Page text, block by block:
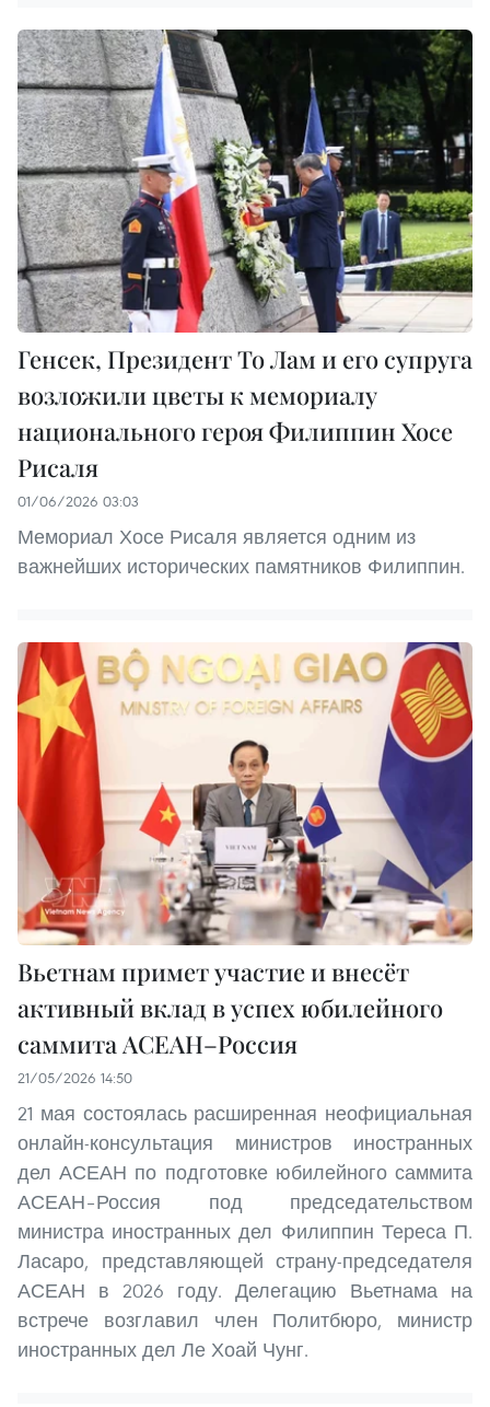
Генсек, Президент То Лам и его супруга
возложили цветы к мемориалу
национального героя Филиппин Хосе
Рисаля
01/06/2026 03:03
Мемориал Хосе Рисаля является одним из
важнейших исторических памятников Филиппин.
Вьетнам примет участие и внесёт
активный вклад в успех юбилейного
саммита АСЕАН–Россия
21/05/2026 14:50
21 мая состоялась расширенная неофициальная
онлайн-консультация министров иностранных
дел АСЕАН по подготовке юбилейного саммита
АСЕАН–Россия под председательством
министра иностранных дел Филиппин Тереса П.
Ласаро, представляющей страну-председателя
АСЕАН в 2026 году. Делегацию Вьетнама на
встрече возглавил член Политбюро, министр
иностранных дел Ле Хоай Чунг.